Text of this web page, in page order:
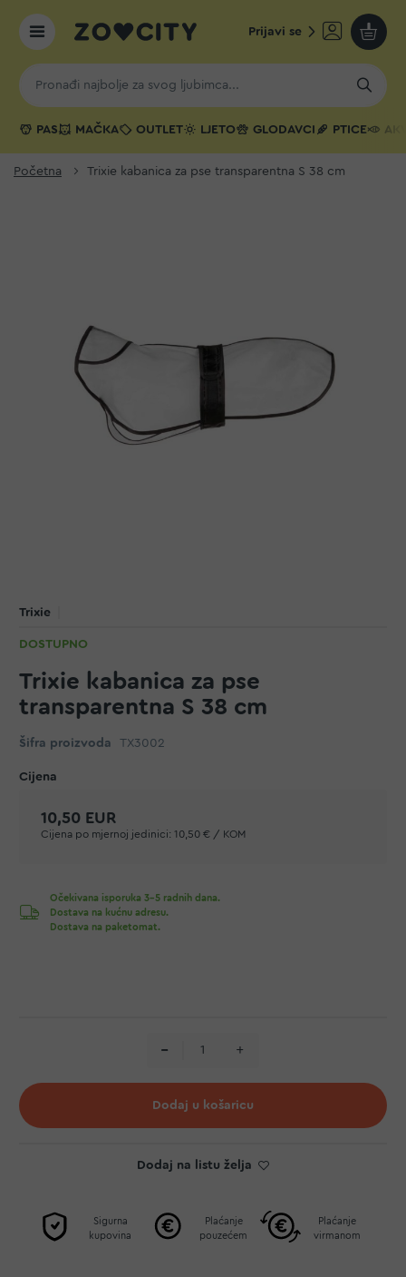
Prijavi se
Moja
PAS MAČKA OUTLET LJETO GLODAVCI PTICE
Početna Trixie kabanica za pse transparentna S 38 cm
Trixie
DOSTUPNO
Trixie kabanica za pse
transparentna S 38 cm
Šifra proizvoda TX3002
10,50 EUR
Cijena po mjernoj jedinici: 10,50 € / KOM
Očekivana isporuka 3-5 radnih dana.
Dostava na kućnu adresu.
Dostava na paketomat.
Dodaj u košaricu
Dodaj na listu želja
Sigurna
kupovina
Plaćanje
pouzećem
Plaćanje
virmanom